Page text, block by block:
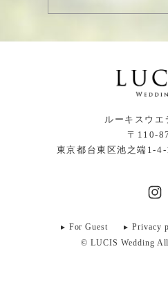
ルーキスウエ
〒110-
東京都台東区池之端1-4-
For Guest Privacy
© LUCIS Wedding